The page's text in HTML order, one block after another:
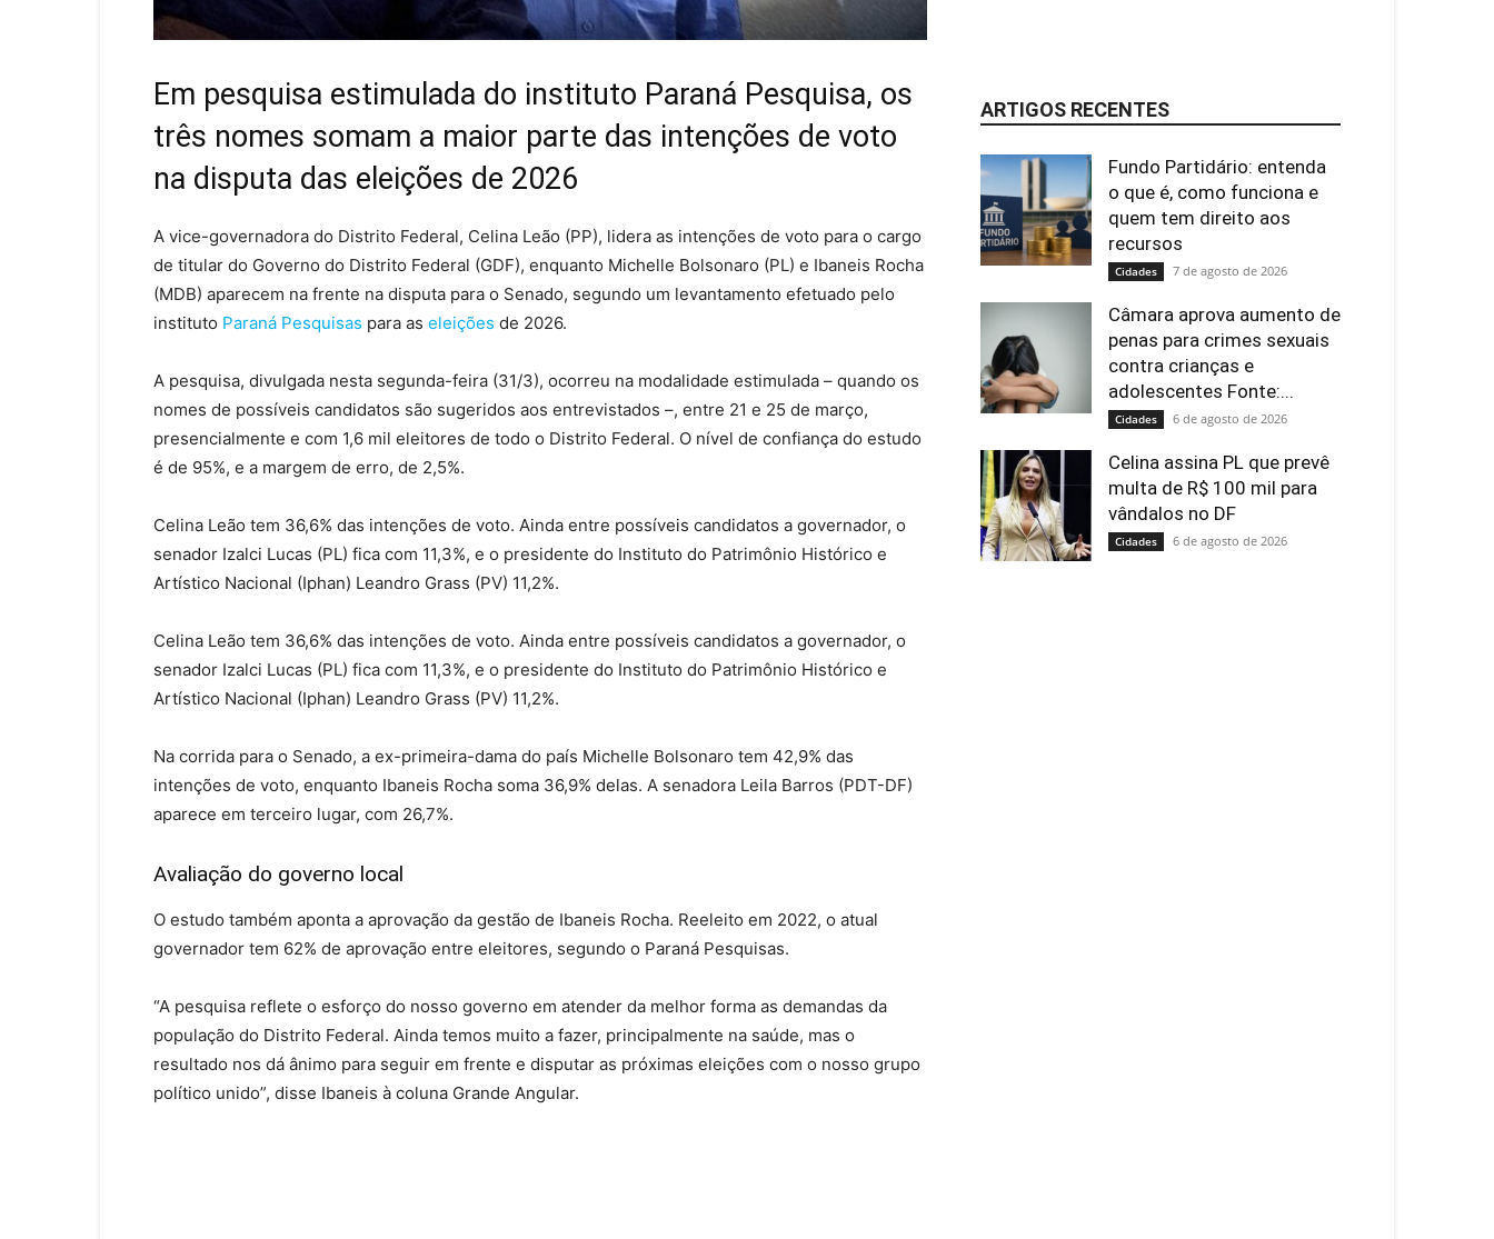
Em pesquisa estimulada do instituto Paraná Pesquisa, os
três nomes somam a maior parte das intenções de voto
na disputa das eleições de 2026
A vice-governadora do Distrito Federal, Celina Leão (PP), lidera as intenções de voto para o cargo
de titular do Governo do Distrito Federal (GDF), enquanto Michelle Bolsonaro (PL) e Ibaneis Rocha
(MDB) aparecem na frente na disputa para o Senado, segundo um levantamento efetuado pelo
instituto Paraná Pesquisas para as eleições de 2026.
A pesquisa, divulgada nesta segunda-feira (31/3), ocorreu na modalidade estimulada – quando os
nomes de possíveis candidatos são sugeridos aos entrevistados –, entre 21 e 25 de março,
presencialmente e com 1,6 mil eleitores de todo o Distrito Federal. O nível de confiança do estudo
é de 95%, e a margem de erro, de 2,5%.
Celina Leão tem 36,6% das intenções de voto. Ainda entre possíveis candidatos a governador, o
senador Izalci Lucas (PL) fica com 11,3%, e o presidente do Instituto do Patrimônio Histórico e
Artístico Nacional (Iphan) Leandro Grass (PV) 11,2%.
Celina Leão tem 36,6% das intenções de voto. Ainda entre possíveis candidatos a governador, o
senador Izalci Lucas (PL) fica com 11,3%, e o presidente do Instituto do Patrimônio Histórico e
Artístico Nacional (Iphan) Leandro Grass (PV) 11,2%.
Na corrida para o Senado, a ex-primeira-dama do país Michelle Bolsonaro tem 42,9% das
intenções de voto, enquanto Ibaneis Rocha soma 36,9% delas. A senadora Leila Barros (PDT-DF)
aparece em terceiro lugar, com 26,7%.
Avaliação do governo local
O estudo também aponta a aprovação da gestão de Ibaneis Rocha. Reeleito em 2022, o atual
governador tem 62% de aprovação entre eleitores, segundo o Paraná Pesquisas.
“A pesquisa reflete o esforço do nosso governo em atender da melhor forma as demandas da
população do Distrito Federal. Ainda temos muito a fazer, principalmente na saúde, mas o
resultado nos dá ânimo para seguir em frente e disputar as próximas eleições com o nosso grupo
político unido”, disse Ibaneis à coluna Grande Angular.
ARTIGOS RECENTES
Fundo Partidário: entenda
o que é, como funciona e
quem tem direito aos
recursos
Cidades 7 de agosto de 2026
Câmara aprova aumento de
penas para crimes sexuais
contra crianças e
adolescentes Fonte:...
Cidades 6 de agosto de 2026
Celina assina PL que prevê
multa de R$ 100 mil para
vândalos no DF
Cidades 6 de agosto de 2026